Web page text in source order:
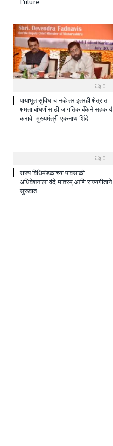
0
पायाभूत सुविधाच नव्हे तर इतरही क्षेत्रात
क्षमता बांधणीसाठी जागतिक बँकेने सहकार्य
करावे- मुख्यमंत्री एकनाथ शिंदे
0
राज्य विधिमंडळाच्या पावसाळी
अधिवेशनाला वंदे मातरम् आणि राज्यगीताने
सुरूवात